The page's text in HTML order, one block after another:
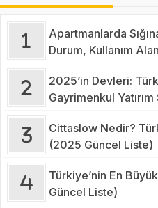
Apartmanlarda
Durum, Kullanım
2025’in Devleri:
Gayrimenkul
Cittaslow Nedir?
(2025 Güncel Liste)
Türkiye’nin En
Güncel Liste)